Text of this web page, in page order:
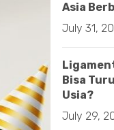
Asia
July 31,
Bisa
Usia?
July 29,